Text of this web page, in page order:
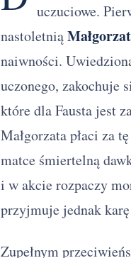
uczuciowe.
nastoletnią
naiwności.
uczonego, zakochuje
które dla Fausta jest
Małgorzata płaci za
matce śmiertelną
i w akcie rozpaczy
przyjmuje jednak
Zupełnym